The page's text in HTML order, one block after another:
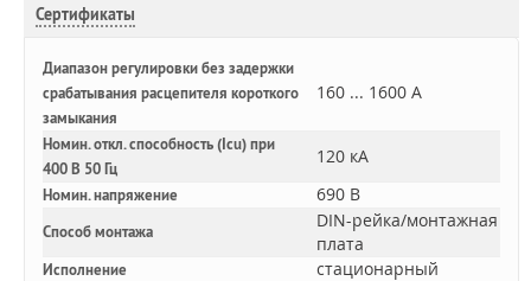
Сертификаты
Диапазон регулировки без задержки
срабатывания расцепителя короткого
замыкания
160 ... 1600 А
Номин. откл. способность (Icu) при
400 В 50 Гц
120 кА
Номин. напряжение 690 В
Способ монтажа
DIN-рейка/монтажная
плата
Исполнение стационарный